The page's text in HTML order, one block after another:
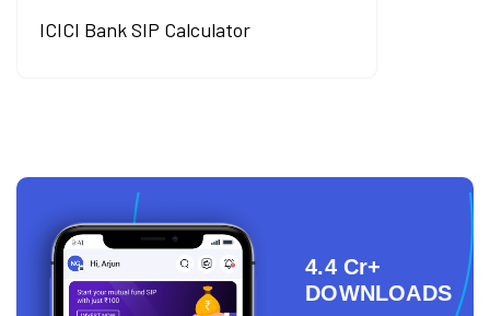
ICICI Bank SIP Calculator
4.4 Cr+
DOWNLOADS